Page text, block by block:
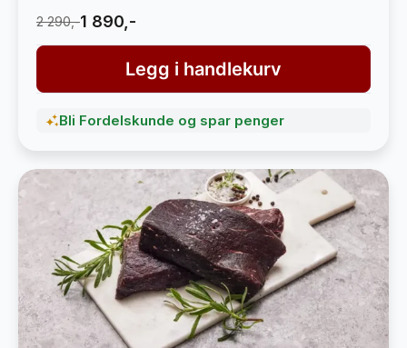
2 290,-1 890,-
Legg i handlekurv
Bli Fordelskunde og spar penger